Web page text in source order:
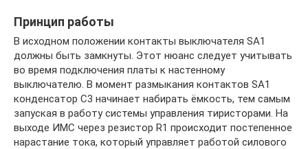
Принцип работы
В исходном положении контакты выключателя SA1
должны быть замкнуты. Этот нюанс следует учитывать
во время подключения платы к настенному
выключателю. В момент размыкания контактов SA1
конденсатор С3 начинает набирать ёмкость, тем самым
запуская в работу системы управления тиристорами. На
выходе ИМС через резистор R1 происходит постепенное
нарастание тока, который управляет работой силового